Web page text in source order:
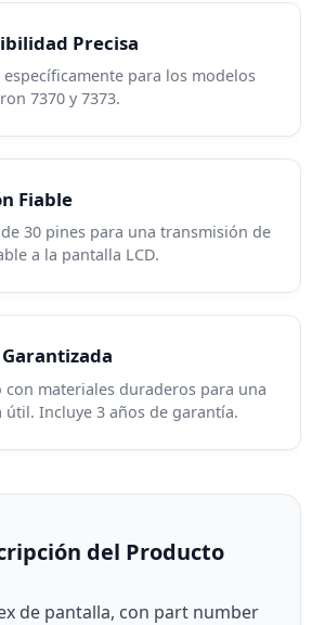
Precisa
específicamente para los modelos
7370 y 7373.
Fiable
30 pines para una transmisión de
a la pantalla LCD.
con materiales duraderos para una
útil. Incluye 3 años de garantía.
del Producto
de pantalla, con part number